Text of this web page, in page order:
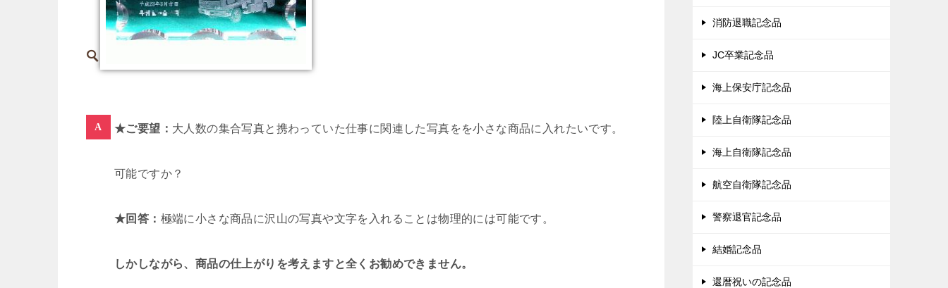
★ご要望： 大人数の集合写真と携わっていた仕事に関連した写真をを小さな商品に入れたいです。
可能ですか？
★回答： 極端に小さな商品に沢山の写真や文字を入れることは物理的には可能です。
しかしながら、商品の仕上がりを考えますと全くお勧めできません。
消防退職記念品
JC卒業記念品
海上保安庁記念品
陸上自衛隊記念品
海上自衛隊記念品
航空自衛隊記念品
警察退官記念品
結婚記念品
還暦祝いの記念品